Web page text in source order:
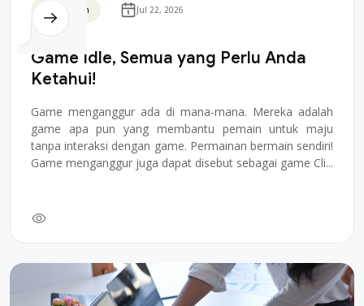
Blockchain Jul 22, 2026
Game Idle, Semua yang Perlu Anda
Ketahui!
Game menganggur ada di mana-mana. Mereka adalah
game apa pun yang membantu pemain untuk maju
tanpa interaksi dengan game. Permainan bermain sendiri!
Game menganggur juga dapat disebut sebagai game Cli...